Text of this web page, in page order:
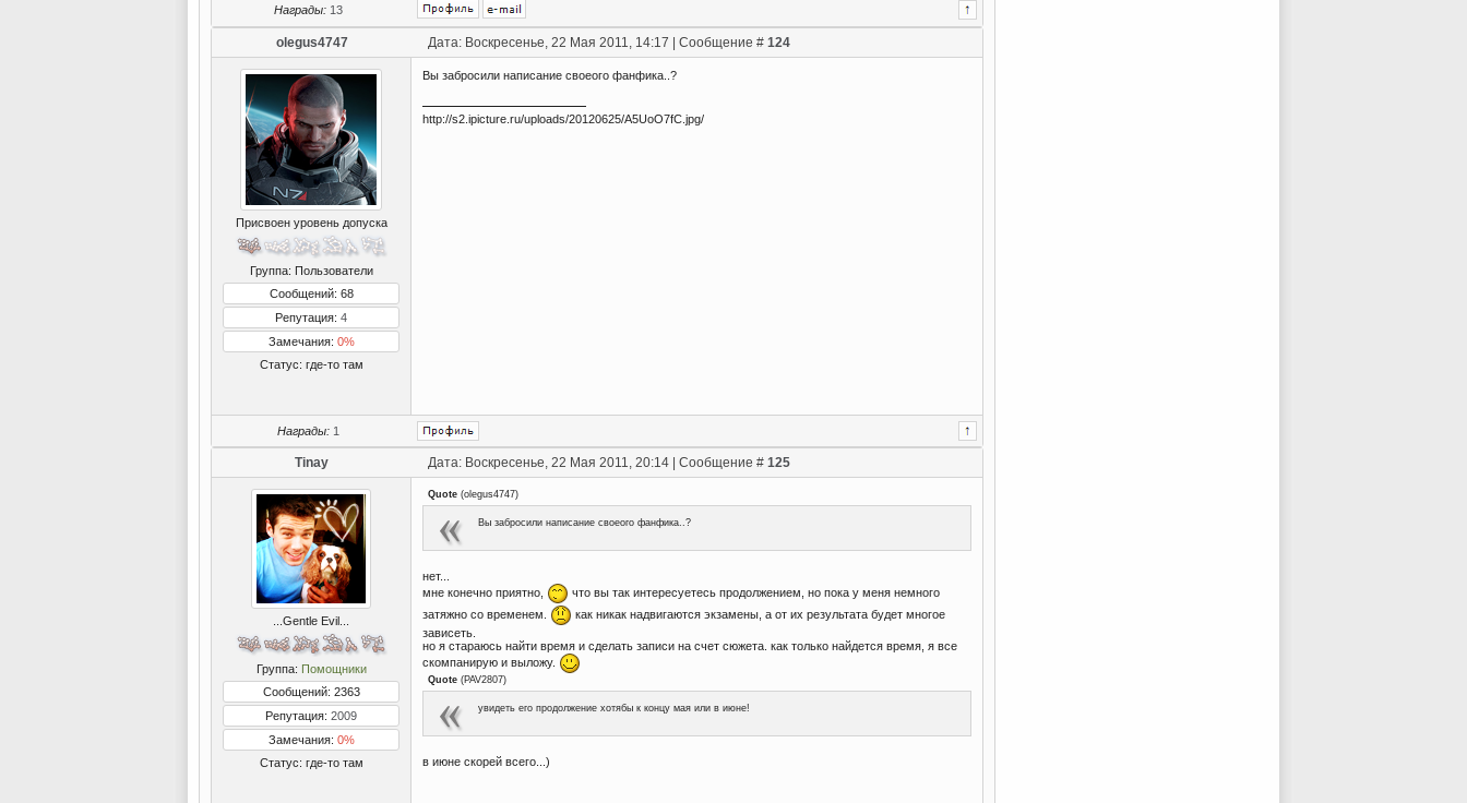
Награды: 13
olegus4747 Дата: Воскресенье, 22 Мая 2011, 14:17 | Сообщение # 124
Присвоен уровень допуска
Группа: Пользователи
Сообщений: 68
Репутация: 4
Замечания: 0%
Статус: где-то там
Вы забросили написание своеого фанфика..?
http://s2.ipicture.ru/uploads/20120625/A5UoO7fC.jpg/
Награды: 1
Tinay Дата: Воскресенье, 22 Мая 2011, 20:14 | Сообщение # 125
...Gentle Evil...
Группа: Помощники
Сообщений: 2363
Репутация: 2009
Замечания: 0%
Статус: где-то там
Quote (olegus4747)
Вы забросили написание своеого фанфика..?
нет...
мне конечно приятно,
что вы так интересуетесь продолжением, но пока у меня немного
затяжно со временем.
как никак надвигаются экзамены, а от их результата будет многое
зависеть.
но я стараюсь найти время и сделать записи на счет сюжета. как только найдется время, я все
скомпанирую и выложу.
Quote (PAV2807)
увидеть его продолжение хотябы к концу мая или в июне!
в июне скорей всего...)